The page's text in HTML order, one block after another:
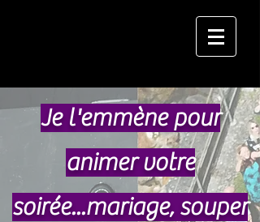
Je l'emmène pour
animer votre
soirée...mariage, souper